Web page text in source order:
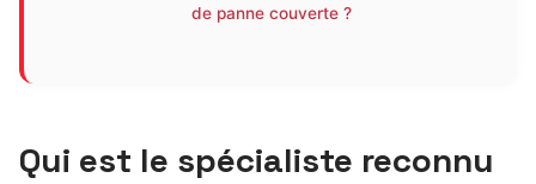
de panne couverte ?
Qui est le spécialiste reconnu